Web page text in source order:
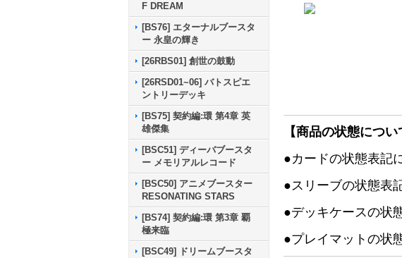
F DREAM
[BS76] エターナルブースタ
ー 永皇の輝き
[26RBS01] 創世の鼓動
[26RSD01~06] バトスピエ
ントリーデッキ
[BS75] 契約編:環 第4章 英
雄傑集
[BSC51] ディーバブースタ
ー メモリアルレコード
[BSC50] アニメブースター
RESONATING STARS
[BS74] 契約編:環 第3章 覇
極来臨
[BSC49] ドリームブースタ
【商品の状態につい
●カードの状態表記
●スリーブの状態表
●デッキケースの状
●プレイマットの状